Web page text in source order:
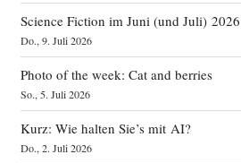
Science Fiction im Juni (und Juli) 2026
Do., 9. Juli 2026
Photo of the week: Cat and berries
So., 5. Juli 2026
Kurz: Wie halten Sie’s mit AI?
Do., 2. Juli 2026